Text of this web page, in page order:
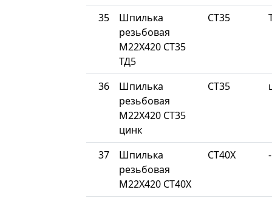
35
Шпилька
резьбовая
М22Х420 СТ35
ТД5
СТ35
36
Шпилька
резьбовая
М22Х420 СТ35
цинк
СТ35
37
Шпилька
резьбовая
М22Х420 СТ40Х
СТ40Х -